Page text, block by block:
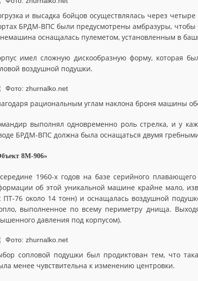
и высадка бойцов осуществлялась через
БРДМ-ВПС были предусмотрены амбразуры, чтобы
оснащалась пулеметом, установленным в
имел сложную дискообразную форму, которая
воздушной подушки.
рациональным углам наклона броня машины
выполнял одновременно роль стрелка, и у
БРДМ-ВПС должна была оснащаться двумя
8М-906»
1960-х годов на базе серийного
об этой уникальной машине крайне мало,
ПТ-76 около 14 тонн) и оснащалась воздушной
выполненное по всему периметру днища.
давления под корпусом).
сопловой подушки был продиктован тем, что
менее чувствительна к изменению центровки.